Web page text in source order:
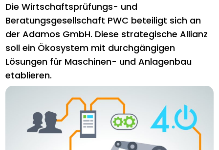
Die Wirtschaftsprüfungs- und
Beratungsgesellschaft PWC beteiligt sich an
der Adamos GmbH. Diese strategische Allianz
soll ein Ökosystem mit durchgängigen
Lösungen für Maschinen- und Anlagenbau
etablieren.